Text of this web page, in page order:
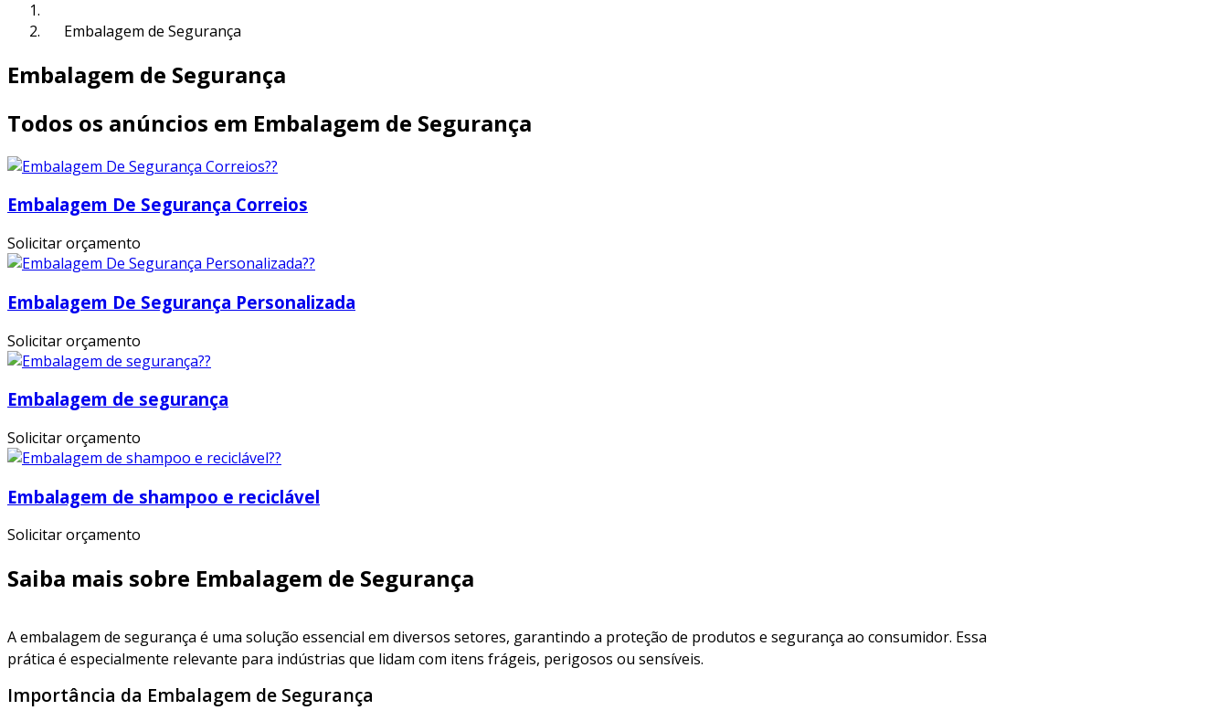
Embalagem de Segurança
Embalagem de Segurança
Todos os anúncios em Embalagem de Segurança
Embalagem De Segurança Correios
Solicitar orçamento
Embalagem De Segurança Personalizada
Solicitar orçamento
Embalagem de segurança
Solicitar orçamento
Embalagem de shampoo e reciclável
Solicitar orçamento
Saiba mais sobre Embalagem de Segurança
A embalagem de segurança é uma solução essencial em diversos setores, garantindo a proteção de produtos e segurança ao consumidor. Essa
prática é especialmente relevante para indústrias que lidam com itens frágeis, perigosos ou sensíveis.
Importância da Embalagem de Segurança